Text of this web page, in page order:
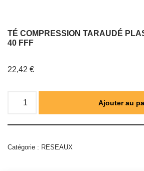
TÉ COMPRESSION TARAUDÉ
40 FFF
22,42 €
Ajouter au
Catégorie : RESEAUX